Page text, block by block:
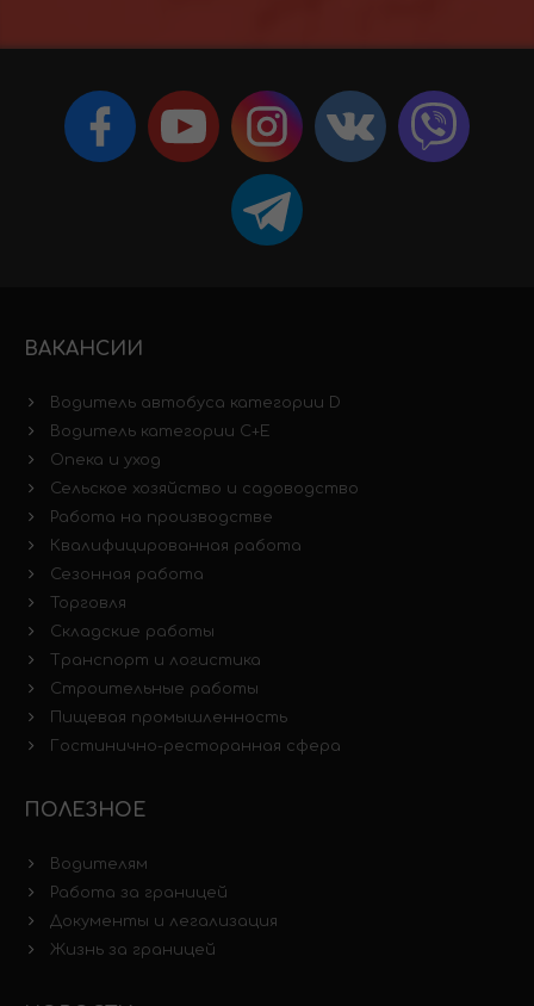
ВАКАНСИИ
Водитель автобуса категории D
Водитель категории C+E
Опека и уход
Сельское хозяйство и садоводство
Работа на производстве
Квалифицированная работа
Сезонная работа
Торговля
Складские работы
Транспорт и логистика
Строительные работы
Пищевая промышленность
Гостинично-ресторанная сфера
ПОЛЕЗНОЕ
Водителям
Работа за границей
Документы и легализация
Жизнь за границей